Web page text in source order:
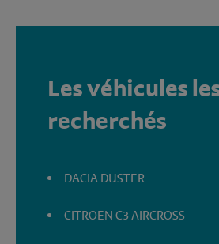
Les véhicules
recherchés
DACIA DUSTER
CITROEN C3 AIRCROSS